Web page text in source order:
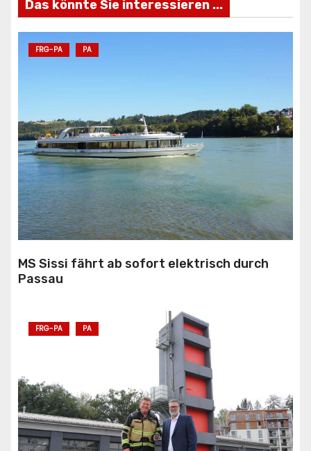
Das könnte Sie interessieren ...
FRG-PA PA
MS Sissi fährt ab sofort elektrisch durch
Passau
FRG-PA PA